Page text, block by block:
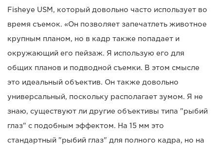
Fisheye USM, который довольно часто использует во
время съемок. «Он позволяет запечатлеть животное
крупным планом, но в кадр также попадает и
окружающий его пейзаж. Я использую его для
общих планов и подводной съемки. В этом смысле
это идеальный объектив. Он также довольно
универсальный, поскольку располагает зумом. Я не
знаю, существуют ли другие объективы типа "рыбий
глаз" с подобным эффектом. На 15 мм это
стандартный "рыбий глаз" для полного кадра, но на